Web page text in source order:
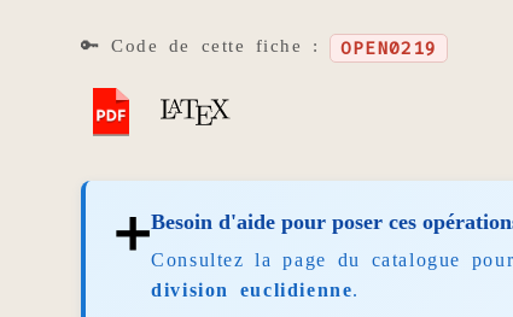
🔑 Code de cette fiche : OPEN0219
➕Besoin d'aide pour poser ces
Consultez la page du catalogue
division euclidienne.